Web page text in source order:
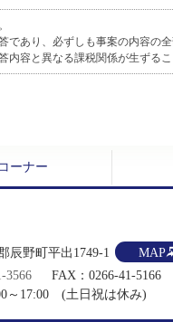
あり、必ずしも事案の内容の
容と異なる課税関係が生ずる
ーナー
辰野町平出1749-1
MAP
3566
FAX：0266-41-5166
～17:00 (土日祝は休み)